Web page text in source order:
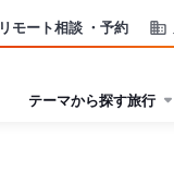
リモート相談 ・予約
テーマから探す旅行